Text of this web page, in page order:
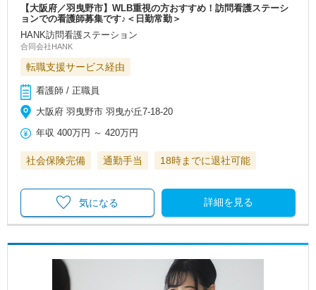
【大阪府／羽曳野市】WLB重視の方おすすめ！訪問看護ステーシ
ョンでの看護師募集です♪＜日勤常勤＞
HANK訪問看護ステーション
合同会社HANK
転職支援サービス経由
看護師 / 正職員
大阪府 羽曳野市 羽曳が丘7-18-20
年収 400万円 ～420万円
社会保険完備 通勤手当 18時までに退社可能
詳細を見る
気になる